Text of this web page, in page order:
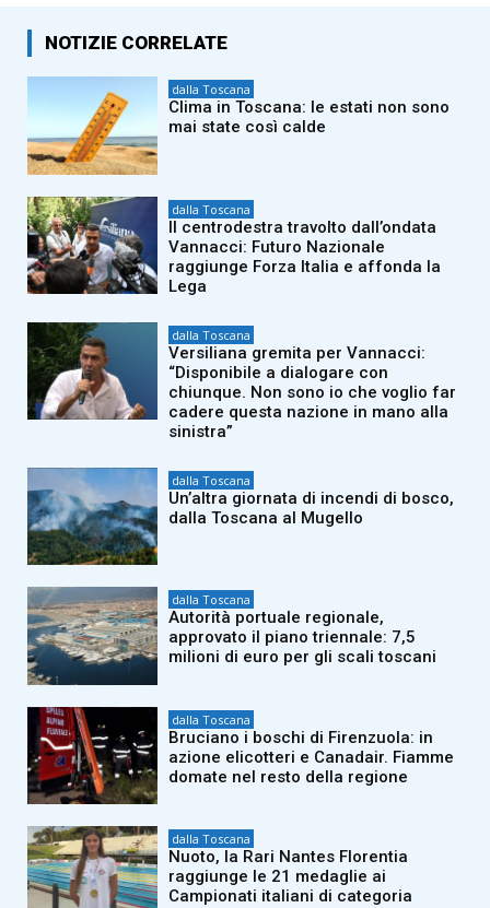
NOTIZIE CORRELATE
dalla Toscana
Clima in Toscana: le estati non sono
mai state così calde
dalla Toscana
Il centrodestra travolto dall’ondata
Vannacci: Futuro Nazionale
raggiunge Forza Italia e affonda la
Lega
dalla Toscana
Versiliana gremita per Vannacci:
“Disponibile a dialogare con
chiunque. Non sono io che voglio far
cadere questa nazione in mano alla
sinistra”
dalla Toscana
Un’altra giornata di incendi di bosco,
dalla Toscana al Mugello
dalla Toscana
Autorità portuale regionale,
approvato il piano triennale: 7,5
milioni di euro per gli scali toscani
dalla Toscana
Bruciano i boschi di Firenzuola: in
azione elicotteri e Canadair. Fiamme
domate nel resto della regione
dalla Toscana
Nuoto, la Rari Nantes Florentia
raggiunge le 21 medaglie ai
Campionati italiani di categoria